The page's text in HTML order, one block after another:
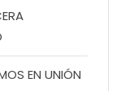
EN UNIÓN